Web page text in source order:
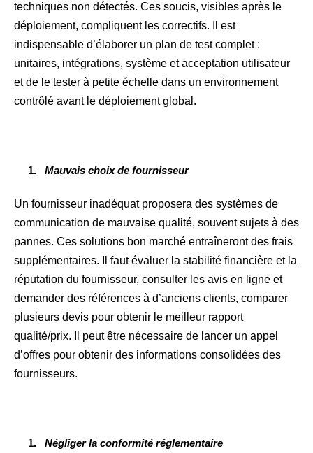
techniques non détectés. Ces soucis, visibles après le
déploiement, compliquent les correctifs. Il est
indispensable d’élaborer un plan de test complet :
unitaires, intégrations, système et acceptation utilisateur
et de le tester à petite échelle dans un environnement
contrôlé avant le déploiement global.
Mauvais choix de fournisseur
Un fournisseur inadéquat proposera des systèmes de
communication de mauvaise qualité, souvent sujets à des
pannes. Ces solutions bon marché entraîneront des frais
supplémentaires. Il faut évaluer la stabilité financière et la
réputation du fournisseur, consulter les avis en ligne et
demander des références à d’anciens clients, comparer
plusieurs devis pour obtenir le meilleur rapport
qualité/prix. Il peut être nécessaire de lancer un appel
d’offres pour obtenir des informations consolidées des
fournisseurs.
Négliger la conformité réglementaire